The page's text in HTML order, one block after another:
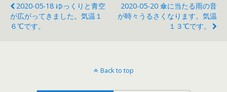
2020-05-18 ゆっくりと青空
が広がってきました。気温１
６℃です。
2020-05-20 傘に当たる雨の音
が時々うるさくなります。気温
１３℃です。
Back to top